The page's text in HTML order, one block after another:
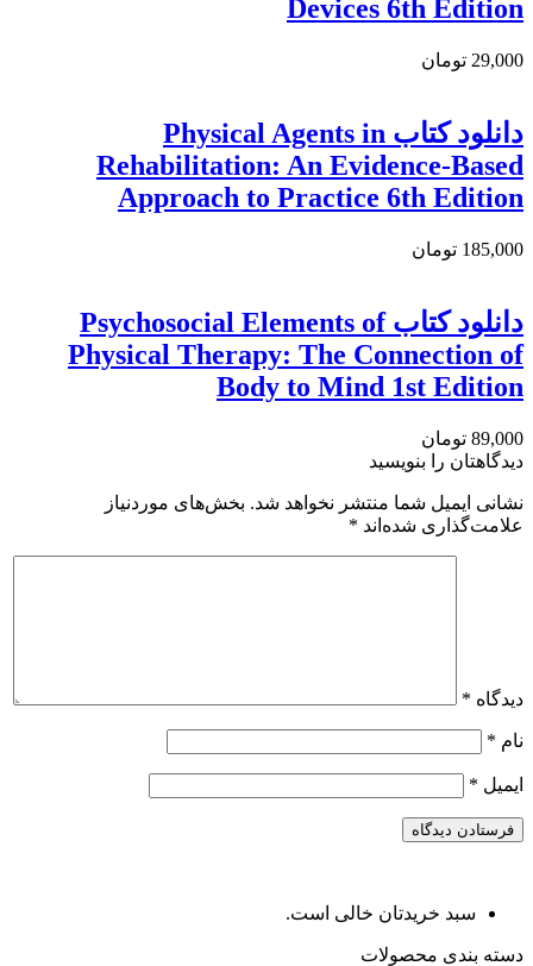
Devices 6th Edition
29,000 تومان
دانلود كتاب Physical Agents in
Rehabilitation: An Evidence-Based
Approach to Practice 6th Edition
185,000 تومان
دانلود کتاب Psychosocial Elements of
Physical Therapy: The Connection of
Body to Mind 1st Edition
89,000 تومان
دیدگاهتان را بنویسید
نشانی ایمیل شما منتشر نخواهد شد. بخش‌های موردنیاز
علامت‌گذاری شده‌اند *
دیدگاه *
نام *
ایمیل *
سبد خریدتان خالی است.
دسته بندی محصولات